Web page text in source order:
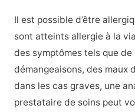
Il est possible d’être
sont atteints allergie à la
des symptômes tels que de
démangeaisons, des maux
dans les cas graves, une
prestataire de soins peut